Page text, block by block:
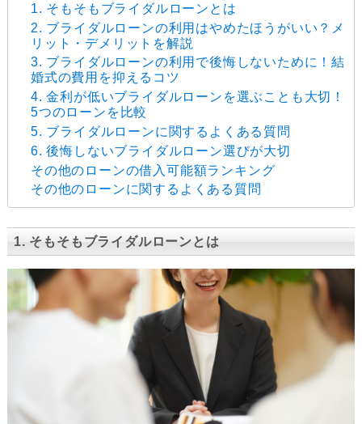
1. そもそもブライダルローンとは
2. ブライダルローンの利用はやめたほうがいい？メ
リット・デメリットを解説
3. ブライダルローンの利用で後悔しないために！結
婚式の費用を抑えるコツ
4. 金利が低いブライダルローンを選ぶことも大切！
5つのローンを比較
5. ブライダルローンに関するよくある質問
6. 後悔しないブライダルローン選びが大切
その他のローンの借入可能額ランキング
その他のローンに関するよくある質問
1. そもそもブライダルローンとは